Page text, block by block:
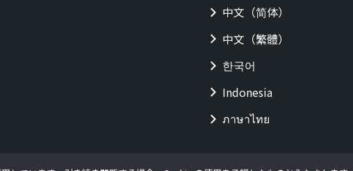
中文（简体）
中文（繁體）
한국어
Indonesia
ภาษาไทย